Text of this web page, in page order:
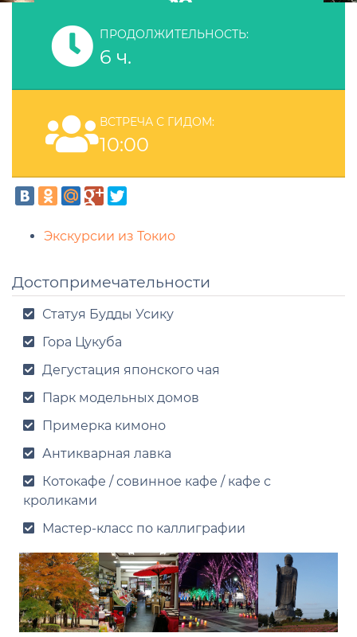
ПРОДОЛЖИТЕЛЬНОСТЬ:
6 ч.
ВСТРЕЧА С ГИДОМ:
10:00
Экскурсии из Токио
Достопримечательности
Статуя Будды Усику
Гора Цукуба
Дегустация японского чая
Парк модельных домов
Примерка кимоно
Антикварная лавка
Котокафе / совинное кафе / кафе с
кроликами
Мастер-класс по каллиграфии